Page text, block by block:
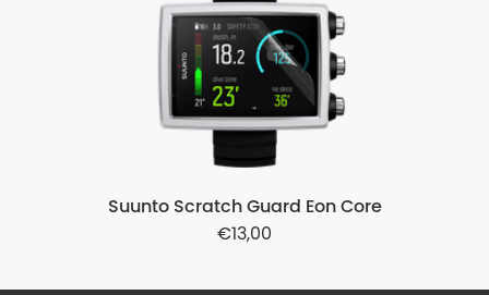
Suunto Scratch Guard Eon Core
13,00